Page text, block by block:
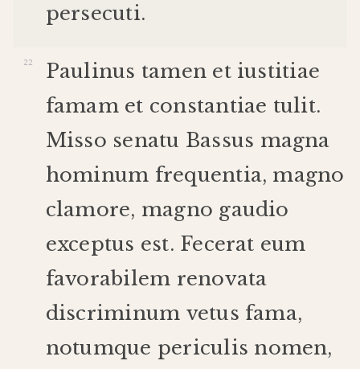
persecuti.
Paulinus tamen et iustitiae
famam et constantiae tulit.
Misso senatu Bassus magna
hominum frequentia, magno
clamore, magno gaudio
exceptus est. Fecerat eum
favorabilem renovata
discriminum vetus fama,
notumque periculis nomen,